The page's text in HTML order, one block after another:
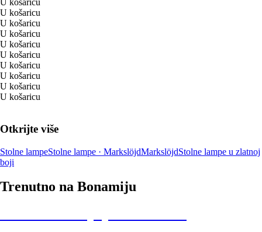
U košaricu
U košaricu
U košaricu
U košaricu
U košaricu
U košaricu
U košaricu
U košaricu
U košaricu
U košaricu
Otkrijte više
Stolne lampeStolne lampe · MarkslöjdMarkslöjdStolne lampe u zlatnoj
boji
Trenutno na Bonamiju